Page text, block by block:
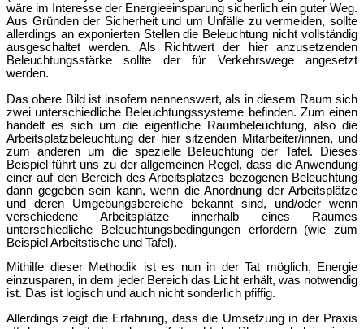
wäre im Interesse der Energieeinsparung sicherlich ein guter Weg.
Aus Gründen der Sicherheit und um Unfälle zu vermeiden, sollte
allerdings an exponierten Stellen die Beleuchtung nicht vollständig
ausgeschaltet werden. Als Richtwert der hier anzusetzenden
Beleuchtungsstärke sollte der für Verkehrswege angesetzt
werden.
Das obere Bild ist insofern nennenswert, als in diesem Raum sich
zwei unterschiedliche Beleuchtungssysteme befinden. Zum einen
handelt es sich um die eigentliche Raumbeleuchtung, also die
Arbeitsplatzbeleuchtung der hier sitzenden Mitarbeiter/innen, und
zum anderen um die spezielle Beleuchtung der Tafel. Dieses
Beispiel führt uns zu der allgemeinen Regel, dass die Anwendung
einer auf denBereich des Arbeitsplatzes bezogenen Beleuchtung
dann gegeben sein kann, wenn die Anordnung der Arbeitsplätze
und deren Umgebungsbereiche bekannt sind, und/oder wenn
verschiedene Arbeitsplätze innerhalb eines Raumes
unterschiedliche Beleuchtungsbedingungen erfordern (wie zum
Beispiel Arbeitstische und Tafel).
Mithilfe dieser Methodik ist es nun in der Tat möglich, Energie
einzusparen, in dem jeder Bereich das Licht erhält, was notwendig
ist. Das ist logisch und auch nicht sonderlich pfiffig.
Allerdings zeigt die Erfahrung, dass die Umsetzung in der Praxis